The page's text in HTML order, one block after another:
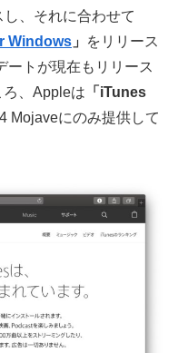
し、それに合わせて
Windows 」
をリリース
ートが現在もリリース
、Appleは 「iTunes
Mojaveにのみ提供して